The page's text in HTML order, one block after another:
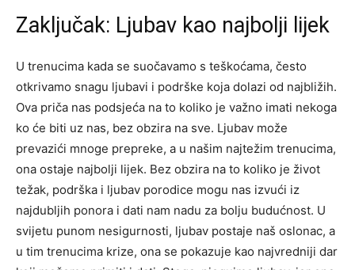
Zaključak: Ljubav kao najbolji lijek
U trenucima kada se suočavamo s teškoćama, često
otkrivamo snagu ljubavi i podrške koja dolazi od najbližih.
Ova priča nas podsjeća na to koliko je važno imati nekoga
ko će biti uz nas, bez obzira na sve. Ljubav može
prevazići mnoge prepreke, a u našim najtežim trenucima,
ona ostaje najbolji lijek. Bez obzira na to koliko je život
težak, podrška i ljubav porodice mogu nas izvući iz
najdubljih ponora i dati nam nadu za bolju budućnost. U
svijetu punom nesigurnosti, ljubav postaje naš oslonac, a
u tim trenucima krize, ona se pokazuje kao najvredniji dar